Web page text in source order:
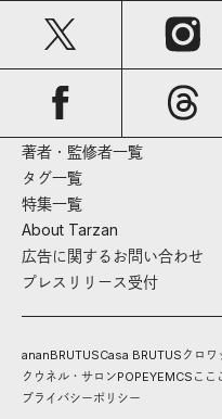
著者・監修者一覧
タグ一覧
特集一覧
About Tarzan
広告に関するお問い合わせ
プレスリリース受付
ananBRUTUSCasa BRUTUS クロワ
クウネル・サロンPOPEYEMCS ここ
プライバシーポリシー